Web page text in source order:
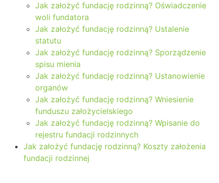
Przekształcenia spółek
Przygotowywanie umów w obrocie
międzynarodowym
Rejestracja spółek prawa handlowego
Legalizacja pobytu i pracy cudzoziemców
Księgowość
Kontakt
Jak założyć fundację rodzinną? Oświadczenie
woli fundatora
Jak założyć fundację rodzinną? Ustalenie
statutu
Jak założyć fundację rodzinną? Sporządzenie
spisu mienia
Jak założyć fundację rodzinną? Ustanowienie
organów
Jak założyć fundację rodzinną? Wniesienie
funduszu założycielskiego
Jak założyć fundację rodzinną? Wpisanie do
rejestru fundacji rodzinnych
Jak założyć fundację rodzinną? Koszty założenia
fundacji rodzinnej